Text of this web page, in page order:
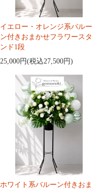
イエロー・オレンジ系バルー
ン付きおまかせフラワースタ
ンド1段
25,000円(税込27,500円)
ホワイト系バルーン付きおま